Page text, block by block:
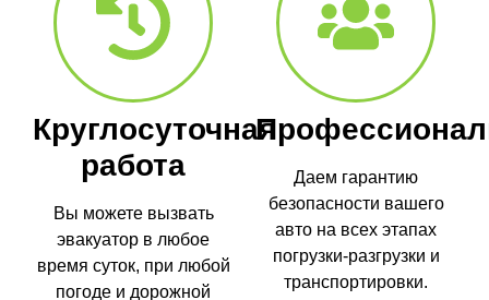
Круглосуточная
работа
Вы можете вызвать
эвакуатор в любое
время суток, при любой
погоде и дорожной
Даем гарантию
безопасности вашего
авто на всех этапах
погрузки-разгрузки и
транспортировки.